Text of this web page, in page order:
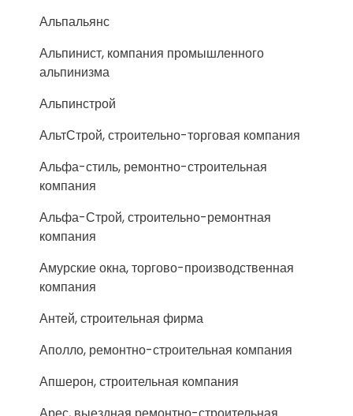
Альпальянс
Альпинист, компания промышленного
альпинизма
Альпинстрой
АльтСтрой, строительно-торговая компания
Альфа-стиль, ремонтно-строительная
компания
Альфа-Строй, строительно-ремонтная
компания
Амурские окна, торгово-производственная
компания
Антей, строительная фирма
Аполло, ремонтно-строительная компания
Апшерон, строительная компания